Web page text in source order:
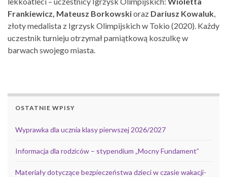
Frankiewicz, Mateusz Borkowskioraz Dariusz Kowaluk,
złoty medalista z Igrzysk Olimpijskich w Tokio (2020). Każdy
uczestnik turnieju otrzymał pamiątkową koszulkę w
barwach swojego miasta.
OSTATNIE WPISY
Wyprawka dla ucznia klasy pierwszej 2026/2027
Informacja dla rodziców – stypendium „Mocny Fundament”
Materiały dotyczące bezpieczeństwa dzieci w czasie wakacji-